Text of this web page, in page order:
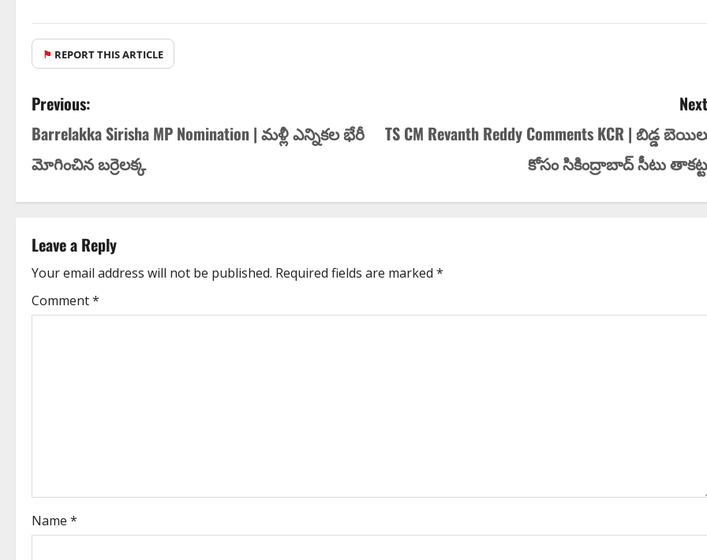
⚑ REPORT THIS ARTICLE
Previous:
Barrelakka Sirisha MP Nomination | మ‌ళ్లీ ఎన్నిక‌ల భేరీ
మోగించిన బ‌ర్రెల‌క్క‌
TS CM Revanth Reddy Comments KCR | బిడ్డ
కోసం సికింద్రాబాద్ సీటు
Leave a Reply
Your email address will not be published. Required fields are marked *
Comment*
Name *